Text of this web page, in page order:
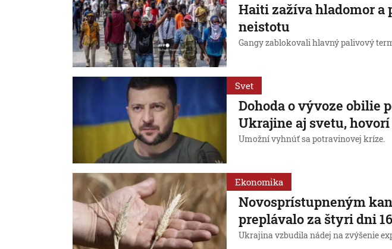
Haiti zažíva hladomor a
neistotu
Gangy zablokovali hlavný palivový
Svet
Dohoda o vývoze obilie
Ukrajine aj svetu,
Umožní vyhnúť sa potravinovej kríze.
Ekonomika
Novosprístupneným
preplávalo za štyri dni
Ukrajina vzbudila nádej na zvýšenie